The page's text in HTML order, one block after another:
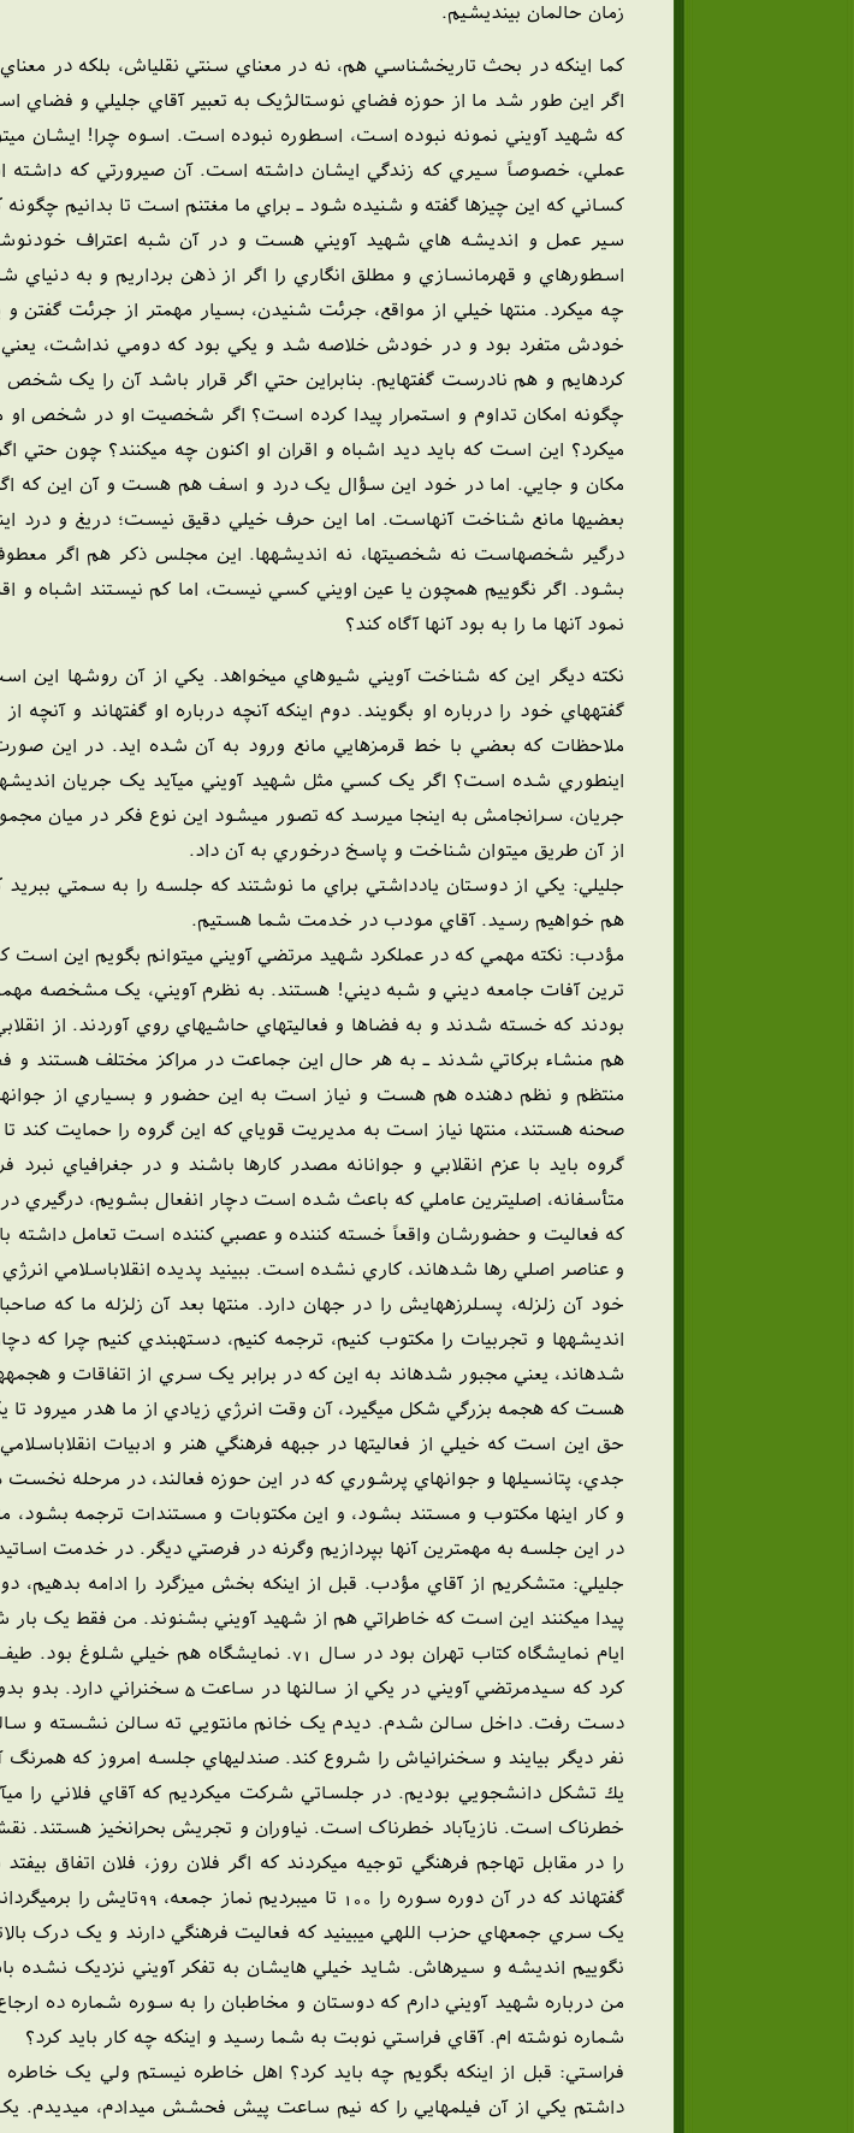
زمان حالمان بينديشيم.
کما اينکه در بحث تاريخشناسي هم، نه در معناي سنتي نقلياش، بلکه در
اگر اين طور شد ما از حوزه فضاي نوستالژيک به تعبير آقاي جليلي و فضاي
که شهيد آويني نمونه نبوده است، اسطوره نبوده است. اسوه چرا! ايشان
عملي، خصوصاً سيري که زندگي ايشان داشته است. آن صيرورتي که داشته
کساني که اين چيزها گفته و شنيده شود ـ براي ما مغتنم است تا بدانيم
سير عمل و انديشه هاي شهيد آويني هست و در آن شبه اعتراف
اسطورهاي و قهرمانسازي و مطلق انگاري را اگر از ذهن برداريم و به دنياي
چه ميکرد. منتها خيلي از مواقع، جرئت شنيدن، بسيار مهمتر از جرئت
خودش متفرد بود و در خودش خلاصه شد و يکي بود که دومي نداشت، يعني
کردهايم و هم نادرست گفتهايم. بنابراين حتي اگر قرار باشد آن را
چگونه امکان تداوم و استمرار پيدا کرده است؟ اگر شخصيت او در شخص
ميکرد؟ اين است که بايد ديد اشباه و اقران او اکنون چه ميکنند؟ چون
مکان و جايي. اما در خود اين سؤال يک درد و اسف هم هست و آن اين که
بعضيها مانع شناخت آنهاست. اما اين حرف خيلي دقيق نيست؛ دريغ و درد
درگير شخصهاست نه شخصيتها، نه انديشهها. اين مجلس ذکر هم اگر
بشود. اگر نگوييم همچون يا عين اويني کسي نيست، اما کم نيستند اشباه و
نمود آنها ما را به بود آنها آگاه کند؟
نکته ديگر اين که شناخت آويني شيوهاي ميخواهد. يکي از آن روشها اين
گفتههاي خود را درباره او بگويند. دوم اينکه آنچه درباره او گفتهاند و
ملاحظات که بعضي با خط قرمزهايي مانع ورود به آن شده ايد. در اين
اينطوري شده است؟ اگر يک کسي مثل شهيد آويني ميآيد يک جريان
جريان، سرانجامش به اينجا ميرسد که تصور ميشود اين نوع فکر در ميان
از آن طريق ميتوان شناخت و پاسخ درخوري به آن داد.
جليلي: يکي از دوستان يادداشتي براي ما نوشتند که جلسه را به سمتي
هم خواهيم رسيد. آقاي مودب در خدمت شما هستيم.
مؤدب: نکته مهمي که در عملکرد شهيد مرتضي آويني ميتوانم بگويم اين
ترين آفات جامعه ديني و شبه ديني! هستند. به نظرم آويني، يک مشخصه
بودند که خسته شدند و به فضاها و فعاليتهاي حاشيهاي روي آوردند. از
هم منشاء برکاتي شدند ـ به هر حال اين جماعت در مراکز مختلف هستند و
منتظم و نظم دهنده هم هست و نياز است به اين حضور و بسياري از جوانها
صحنه هستند، منتها نياز است به مديريت قوياي که اين گروه را حمايت کند تا
گروه بايد با عزم انقلابي و جوانانه مصدر کارها باشند و در جغرافياي
متأسفانه، اصليترين عاملي که باعث شده است دچار انفعال بشويم، درگيري در
که فعاليت و حضورشان واقعاً خسته کننده و عصبي کننده است تعامل داشته
و عناصر اصلي رها شدهاند، کاري نشده است. ببينيد پديده انقلاباسلامي
خود آن زلزله، پسلرزههايش را در جهان دارد. منتها بعد آن زلزله ما که
انديشهها و تجربيات را مکتوب کنيم، ترجمه کنيم، دستهبندي کنيم چرا که
شدهاند، يعني مجبور شدهاند به اين که در برابر يک سري از اتفاقات و
هست که هجمه بزرگي شکل ميگيرد، آن وقت انرژي زيادي از ما هدر ميرود
حق اين است که خيلي از فعاليتها در جبهه فرهنگي هنر و ادبيات
جدي، پتانسيلها و جوانهاي پرشوري که در اين حوزه فعالند، در مرحله
و کار اينها مکتوب و مستند بشود، و اين مکتوبات و مستندات ترجمه بشود،
در اين جلسه به مهمترين آنها بپردازيم وگرنه در فرصتي ديگر. در خدمت
جليلي: متشکريم از آقاي مؤدب. قبل از اينکه بخش ميزگرد را ادامه
پيدا ميکنند اين است که خاطراتي هم از شهيد آويني بشنوند. من فقط يک بار
ايام نمايشگاه کتاب تهران بود در سال 71.
کرد که سيدمرتضي آويني در يکي
دست رفت. داخل سالن شدم. ديدم يک خانم مانتويي ته سالن نشسته و سالن
نفر ديگر بيايند و سخنرانياش را شروع کند. صندليهاي جلسه امروز که
يك تشكل دانشجويي بوديم. در جلساتي شرکت ميکرديم که آقاي فلاني را
را در مقابل تهاجم فرهنگي توجيه ميکردند که اگر فلان روز، فلان اتفاق
گفتهاند كه در آن دوره
يک سري جمعهاي حزب اللهي ميبينيد که فعاليت فرهنگي دارند و يک درک
نگوييم انديشه و سيرهاش. شايد خيلي هايشان به تفکر آويني نزديک نشده
من درباره شهيد آويني دارم که دوستان و مخاطبان را به سوره شماره ده
شماره نوشته ام. آقاي فراستي نوبت به شما رسيد و اينکه چه کار بايد کرد؟
فراستي: قبل از اينکه بگويم چه بايد کرد؟ اهل خاطره نيستم ولي يک
داشتم يکي از آن فيلمهايي را که نيم ساعت پيش فحشش ميدادم،